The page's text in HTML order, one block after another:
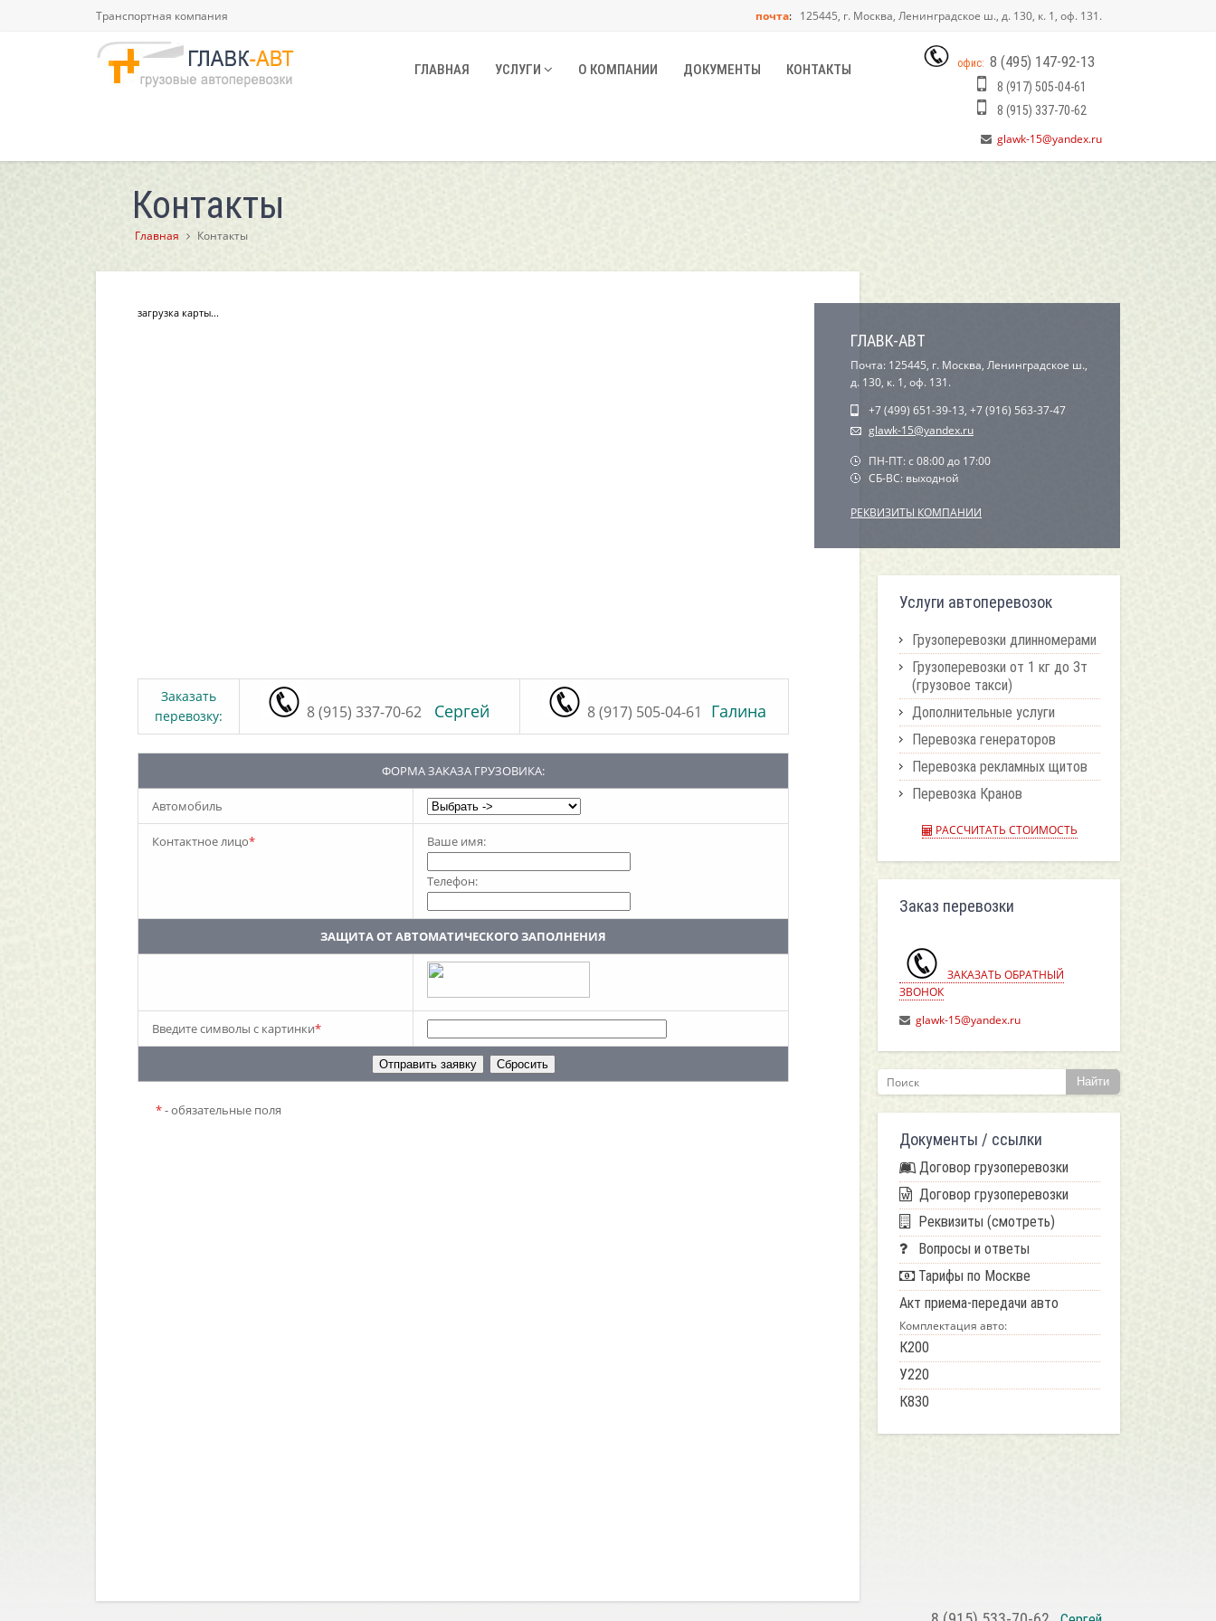
Транспортная компания почта: 125445, г. Москва, Ленинградское ш., д. 130, к. 1, оф. 131.
офис: 8 (495) 147-92-13
8 (917) 505-04-61
8 (915) 337-70-62
glawk-15@yandex.ru
ГЛАВНАЯ УСЛУГИ О КОМПАНИИ ДОКУМЕНТЫ КОНТАКТЫ
Контакты
Главная Контакты
загрузка карты...
Заказать
перевозку:
8 (915) 337-70-62 Сергей 8 (917) 505-04-61 Галина
ФОРМА ЗАКАЗА ГРУЗОВИКА:
Автомобиль
Контактное лицо* Ваше имя:
Телефон:
ЗАЩИТА ОТ АВТОМАТИЧЕСКОГО ЗАПОЛНЕНИЯ
Введите символы с картинки*
*- обязательные поля
ГЛАВК-АВТ
Почта: 125445, г. Москва, Ленинградское ш.,
д. 130, к. 1, оф. 131.
+7 (499) 651-39-13, +7 (916) 563-37-47
glawk-15@yandex.ru
ПН-ПТ: с 08:00 до 17:00
СБ-ВС: выходной
РЕКВИЗИТЫ КОМПАНИИ
Услуги автоперевозок
Грузоперевозки длинномерами
Грузоперевозки от 1 кг до 3т
(грузовое такси)
Дополнительные услуги
Перевозка генераторов
Перевозка рекламных щитов
Перевозка Кранов
РАССЧИТАТЬ СТОИМОСТЬ
Заказ перевозки
ЗАКАЗАТЬ ОБРАТНЫЙ
ЗВОНОК
glawk-15@yandex.ru
Найти
Документы / ссылки
Договор грузоперевозки
Договор грузоперевозки
Реквизиты (смотреть)
Вопросы и ответы
Тарифы по Москве
Акт приема-передачи авто
Комплектация авто:
К200
У220
К830